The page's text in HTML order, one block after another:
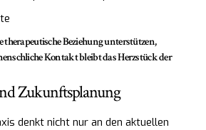
therapeutische Beziehung unterstützen,
Kontakt bleibt das Herzstück der
Zukunftsplanung
denkt nicht nur an den aktuellen